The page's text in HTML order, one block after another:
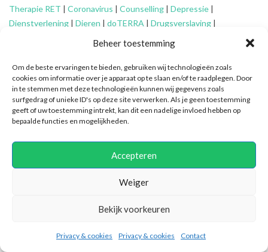
Beheer toestemming
Om de beste ervaringen te bieden, gebruiken wij technologieën zoals
cookies om informatie over je apparaat op te slaan en/of te raadplegen. Door
in te stemmen met deze technologieën kunnen wij gegevens zoals
surfgedrag of unieke ID's op deze site verwerken. Als je geen toestemming
geeft of uw toestemming intrekt, kan dit een nadelige invloed hebben op
bepaalde functies en mogelijkheden.
Accepteren
Weiger
Bekijk voorkeuren
Privacy & cookies Privacy & cookies Contact
Therapie RET | Coronavirus | Counselling | Depressie |
Dienstverlening | Dieren | doTERRA | Drugsverslaving |
Engelen |
Familie-opstellingen
Financieel advies ouderen|Financiële problemen|Financiën
Fytotherapie|Gameverslaving|Gedragsproblemen|Geheime
genootschappen|Geluk|Gescheiden ouders|Gidsen|
Graancirkels|Grenzen aangeven|Grenzen stellen|Healing|
Hiernamaals|Hooggevoeligheid/HSP
|Kleptomanie
Mindfulness|Mishandeling|Narcisme|Natuurlijke verzorging|
Ondersteuning
Overspannenheid|Paniekaanvallen
|Praktische ondersteuning|Pubers|Quantum